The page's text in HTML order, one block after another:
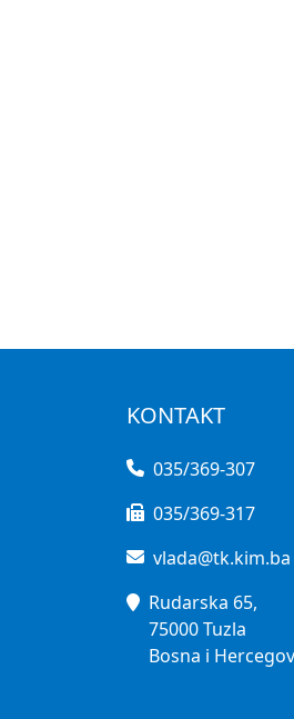
KONTAKT
035/369-307
035/369-317
vlada@tk.kim.ba
Rudarska 65,
75000 Tuzla
Bosna i